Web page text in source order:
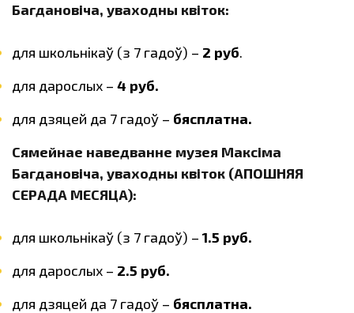
Багдановіча, уваходны квіток:
для школьнікаў (з 7 гадоў) – 2 руб.
для дарослых – 4 руб.
для дзяцей да 7 гадоў – бясплатна.
Сямейнае наведванне музея Максіма
Багдановіча, уваходны квіток (АПОШНЯЯ
СЕРАДА МЕСЯЦА):
для школьнікаў (з 7 гадоў) –1.5 руб.
для дарослых – 2.5 руб.
для дзяцей да 7 гадоў – бясплатна.